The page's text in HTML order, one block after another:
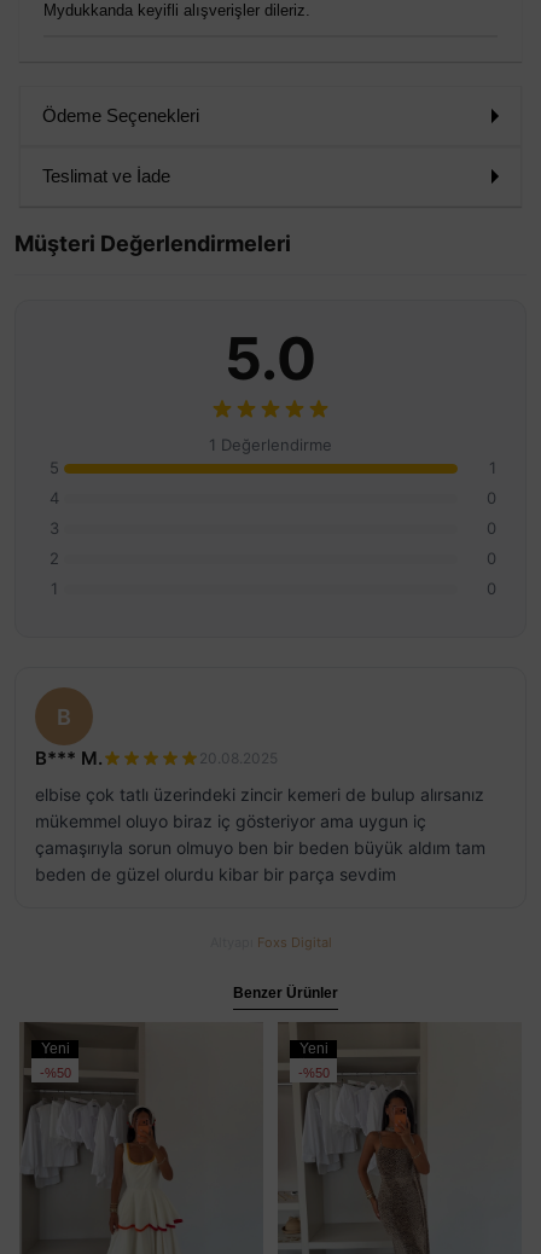
Mydukkanda keyifli alışverişler dileriz.
Ödeme Seçenekleri
Teslimat ve İade
Müşteri Değerlendirmeleri
5.0
1 Değerlendirme
5
1
4
0
3
0
2
0
1
0
B
B*** M. 20.08.2025
elbise çok tatlı üzerindeki zincir kemeri de bulup alırsanız
mükemmel oluyo biraz iç gösteriyor ama uygun iç
çamaşırıyla sorun olmuyo ben bir beden büyük aldım tam
beden de güzel olurdu kibar bir parça sevdim
Foxs Digital
Benzer Ürünler
Yeni
Ürün
%50
Yeni
Ürün
%50